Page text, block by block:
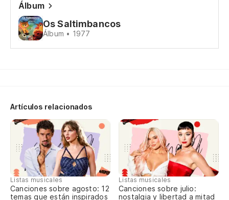
Álbum
Os Saltimbancos
Álbum • 1977
Artículos relacionados
Listas musicales
Canciones sobre agosto: 12
temas que están inspirados
Listas musicales
Canciones sobre julio:
nostalgia y libertad a mitad